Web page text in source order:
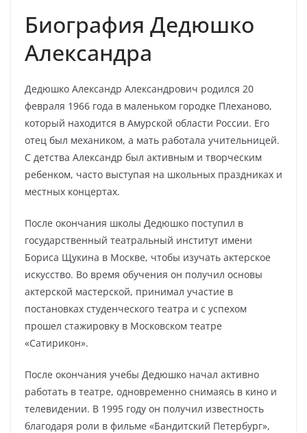
Биография Дедюшко
Александра
Дедюшко Александр Александрович родился 20
февраля 1966 года в маленьком городке Плеханово,
который находится в Амурской области России. Его
отец был механиком, а мать работала учительницей.
С детства Александр был активным и творческим
ребенком, часто выступая на школьных праздниках и
местных концертах.
После окончания школы Дедюшко поступил в
государственный театральный институт имени
Бориса Щукина в Москве, чтобы изучать актерское
искусство. Во время обучения он получил основы
актерской мастерской, принимал участие в
постановках студенческого театра и с успехом
прошел стажировку в Московском театре
«Сатирикон».
После окончания учебы Дедюшко начал активно
работать в театре, одновременно снимаясь в кино и
телевидении. В 1995 году он получил известность
благодаря роли в фильме «Бандитский Петербург»,